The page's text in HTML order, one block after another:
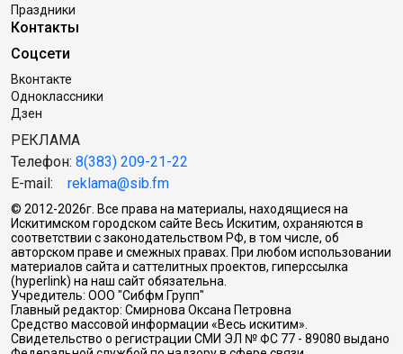
Праздники
Контакты
Соцсети
Вконтакте
Одноклассники
Дзен
РЕКЛАМА
Телефон: 8(383) 209-21-22
E-mail: reklama@sib.fm
© 2012-2026г. Все права на материалы, находящиеся на
Искитимском городском сайте Весь Искитим, охраняются в
соответствии с законодательством РФ, в том числе, об
авторском праве и смежных правах. При любом использовании
материалов сайта и саттелитных проектов, гиперссылка
(hyperlink) на наш сайт обязательна.
Учредитель: ООО "Сибфм Групп"
Главный редактор: Смирнова Оксана Петровна
Средство массовой информации «Весь искитим».
Свидетельство о регистрации СМИ ЭЛ № ФС 77 - 89080 выдано